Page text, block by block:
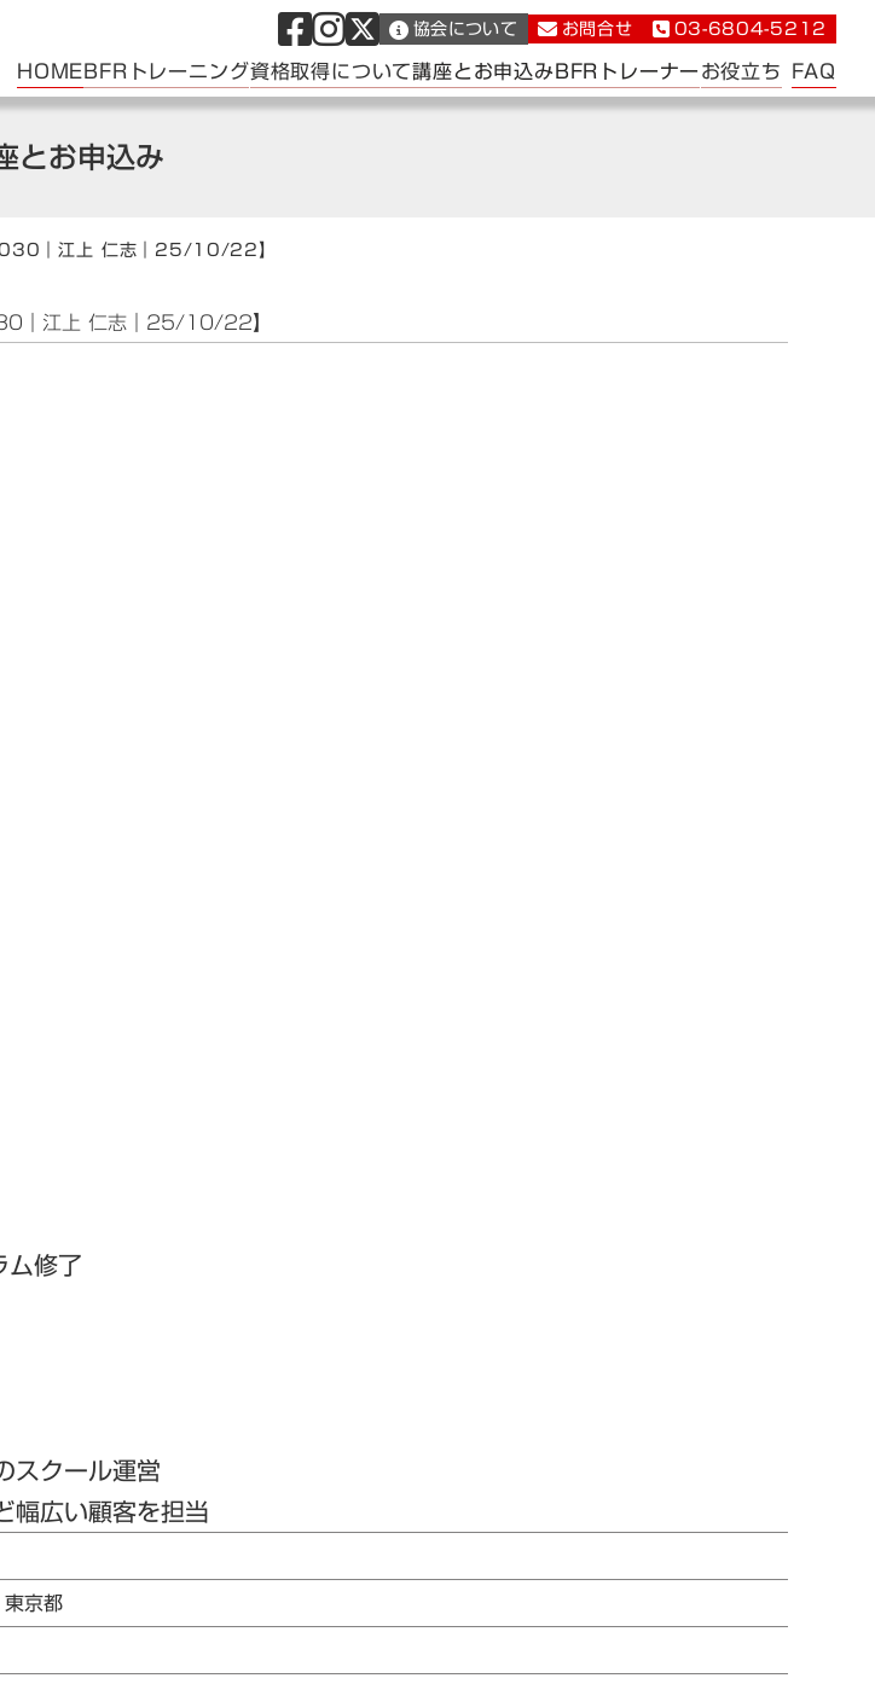
とお申込み
｜江上 仁志｜25/10/22】
｜江上 仁志｜25/10/22】
修了
スクール運営
広い顧客を担当
京都
協会について お問合せ 03-6804-5212
HOMEBFRトレーニング資格取得について講座とお申込みBFRトレーナーお役立ち FAQ